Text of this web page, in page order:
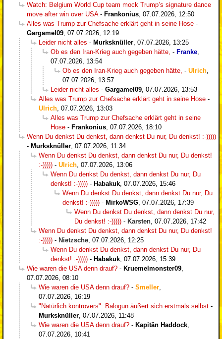
Watch: Belgium World Cup team mock Trump’s signature dance
move after win over USA- Frankonius 07.07.2026, 12:50
Alles was Trump zur Chefsache erklärt geht in seine Hose -
Gargamel09 07.07.2026, 12:19
Leider nicht alles - Murksknüller 07.07.2026, 13:25
Ob es den Iran-Krieg auch gegeben hätte, - Franke
07.07.2026, 13:54
Ob es den Iran-Krieg auch gegeben hätte, - Ulrich
07.07.2026, 13:57
Leider nicht alles - Gargamel09 07.07.2026, 13:53
Alles was Trump zur Chefsache erklärt geht in seine Hose -
Ulrich 07.07.2026, 13:03
Alles was Trump zur Chefsache erklärt geht in seine
Hose - Frankonius 07.07.2026, 18:10
Wenn Du denkst Du denkst, dann denkst Du nur, Du denkst! :-)))))
- Murksknüller 07.07.2026, 11:34
Wenn Du denkst Du denkst, dann denkst Du nur, Du denkst!
:-))))) - Ulrich 07.07.2026, 13:06
Wenn Du denkst Du denkst, dann denkst Du nur, Du
denkst! :-))))) - Habakuk 07.07.2026, 15:46
Wenn Du denkst Du denkst, dann denkst Du nur, Du
denkst! :-))))) - MirkoWSG 07.07.2026, 17:39
Wenn Du denkst Du denkst, dann denkst Du nur,
Du denkst! :-))))) - Karsten 07.07.2026, 17:42
Wenn Du denkst Du denkst, dann denkst Du nur, Du denkst!
:-))))) - Nietzsche 07.07.2026, 12:25
Wenn Du denkst Du denkst, dann denkst Du nur, Du
denkst! :-))))) - Habakuk 07.07.2026, 15:39
Wie waren die USA denn drauf? - Kruemelmonster09
07.07.2026, 08:10
Wie waren die USA denn drauf? - Smeller
07.07.2026, 16:19
"Natürlich kontrovers": Balogun äußert sich erstmals selbst -
Murksknüller 07.07.2026, 11:48
Wie waren die USA denn drauf? - Kapitän Haddock
07.07.2026, 10:41